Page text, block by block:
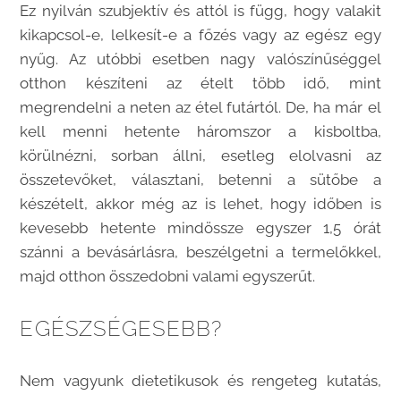
Ez nyilván szubjektív és attól is függ, hogy valakit
kikapcsol-e, lelkesít-e a főzés vagy az egész egy
nyűg. Az utóbbi esetben nagy valószínűséggel
otthon készíteni az ételt több idő, mint
megrendelni a neten az étel futártól. De, ha már el
kell menni hetente háromszor a kisboltba,
körülnézni, sorban állni, esetleg elolvasni az
összetevőket, választani, betenni a sütőbe a
készételt, akkor még az is lehet, hogy időben is
kevesebb hetente mindössze egyszer 1,5 órát
szánni a bevásárlásra, beszélgetni a termelőkkel,
majd otthon összedobni valami egyszerűt.
EGÉSZSÉGESEBB?
Nem vagyunk dietetikusok és rengeteg kutatás,